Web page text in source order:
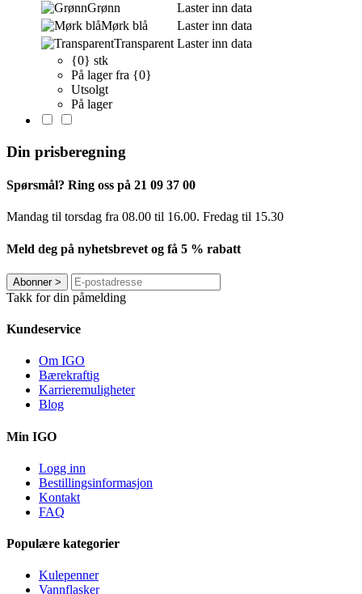
Grønn
Laster inn data
Mørk blå
Laster inn data
Transparent Laster inn data
{0} stk
På lager fra {0}
Utsolgt
På lager
Din prisberegning
Spørsmål? Ring oss på 21 09 37 00
Mandag til torsdag ​​fra 08.00 til 16.00. Fredag til 15.30
Meld deg på nyhetsbrevet og få 5 % rabatt
Abonner>
Takk for din påmelding
Kundeservice
Om IGO
Bærekraftig
Karrieremuligheter
Blog
Min IGO
Logg inn
Bestillingsinformasjon
Kontakt
FAQ
Populære kategorier
Kulepenner
Vannflasker